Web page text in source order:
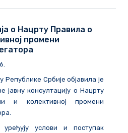
о Нацрту Правила о
промени
Републике Србије објавила је
јавну консултацију о Нацрту
и колективној промени
услови и поступак